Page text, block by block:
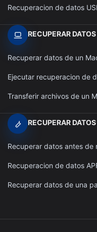
Recuperacion de datos
RECUPERAR
Recuperar datos de un
Ejecutar recuperacion de
Transferir archivos de un
RECUPERAR
Recuperar datos antes de
Recuperacion de datos
Recuperar datos de una